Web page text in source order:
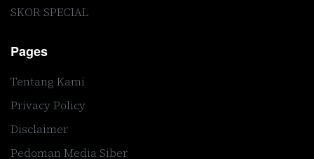
SKOR SPECIAL
Pages
Tentang Kami
Privacy Policy
Disclaimer
Pedoman Media Siber